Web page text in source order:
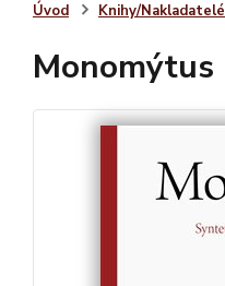
Úvod Knihy/Nakladatelé
Monomýtus